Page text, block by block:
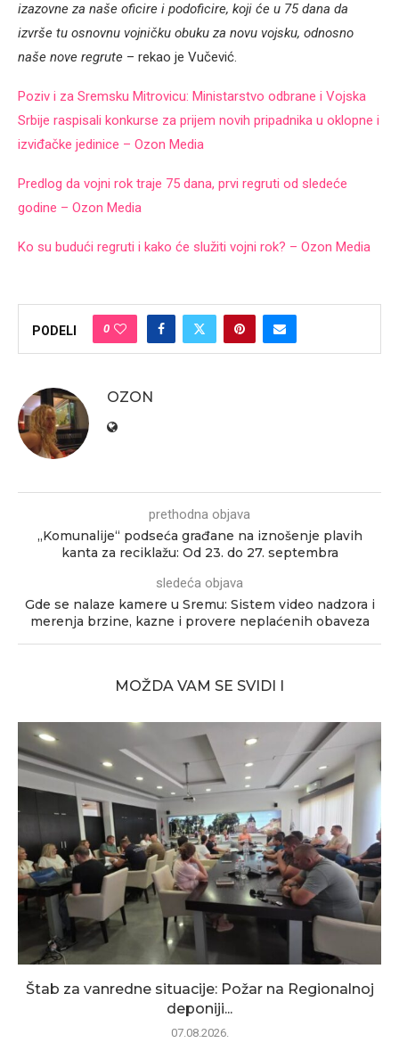
izazovne za naše oficire i podoficire, koji će u 75 dana da
izvrše tu osnovnu vojničku obuku za novu vojsku, odnosno
naše nove regrute – rekao je Vučević.
Poziv i za Sremsku Mitrovicu: Ministarstvo odbrane i Vojska
Srbije raspisali konkurse za prijem novih pripadnika u oklopne i
izviđačke jedinice – Ozon Media
Predlog da vojni rok traje 75 dana, prvi regruti od sledeće
godine – Ozon Media
Ko su budući regruti i kako će služiti vojni rok? – Ozon Media
PODELI 0
OZON
prethodna objava
„Komunalije“ podseća građane na iznošenje plavih
kanta za reciklažu: Od 23. do 27. septembra
sledeća objava
Gde se nalaze kamere u Sremu: Sistem video nadzora i
merenja brzine, kazne i provere neplaćenih obaveza
MOŽDA VAM SE SVIDI I
Štab za vanredne situacije: Požar na Regionalnoj
deponiji...
07.08.2026.